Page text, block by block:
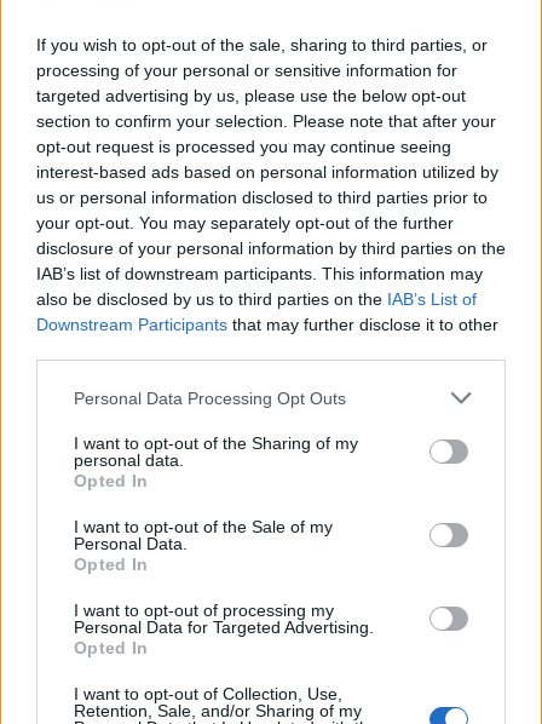
If you wish to opt-out of the sale, sharing to third parties, or
processing of your personal or sensitive information for
targeted advertising by us, please use the below opt-out
section to confirm your selection. Please note that after your
opt-out request is processed you may continue seeing
interest-based ads based on personal information utilized by
us or personal information disclosed to third parties prior to
your opt-out. You may separately opt-out of the further
disclosure of your personal information by third parties on the
IAB’s list of downstream participants. This information may
also be disclosed by us to third parties on the IAB’s List of
Downstream Participants that may further disclose it to other
Personal Data Processing Opt Outs
I want to opt-out of the Sharing of my
personal data.
Opted In
I want to opt-out of the Sale of my
Personal Data.
Opted In
I want to opt-out of processing my
Personal Data for Targeted Advertising.
Opted In
I want to opt-out of Collection, Use,
Retention, Sale, and/or Sharing of my
Dit ziet de Belgische voetbalbond in Mark van
Bommel als nieuwe bondscoach
Nieuw spoor voor PSV: Kostic duikt op als
serieuze optie
Italiaanse media: Perisic wacht op telefoontje
van Internazionale
Bosz wil niets weten van Oranje: PSV-trainer
kapt interview abrupt af
League? PSV en Feyenoord weten dan hun
Zo verliep de carrière van Armando Obispo bij
PSV
Ajax en PSV strijden om Braziliaans talent met
afkoopclausule van 80 miljoen
Joey Veerman verkoopt woning in Eindhoven